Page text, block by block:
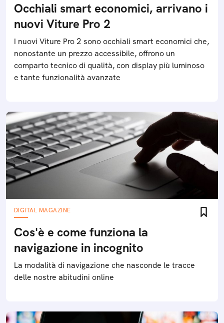
Occhiali smart economici, arrivano i
nuovi Viture Pro 2
I nuovi Viture Pro 2 sono occhiali smart economici che,
nonostante un prezzo accessibile, offrono un
comparto tecnico di qualità, con display più luminoso
e tante funzionalità avanzate
DIGITAL MAGAZINE
Cos'è e come funziona la
navigazione in incognito
La modalità di navigazione che nasconde le tracce
delle nostre abitudini online